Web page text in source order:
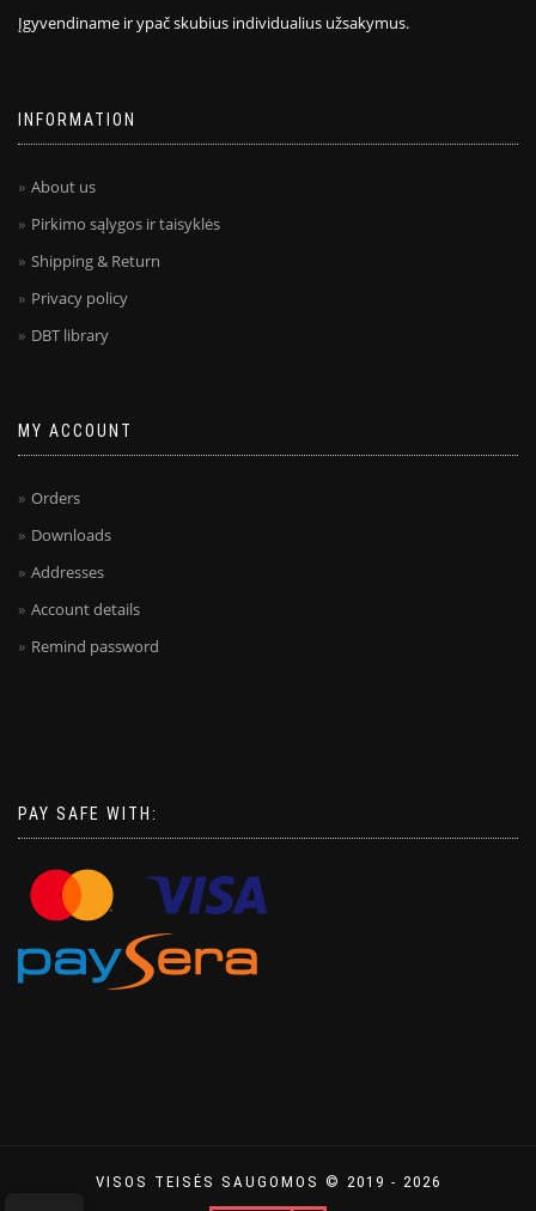
Įgyvendiname ir ypač skubius individualius užsakymus.
INFORMATION
About us
Pirkimo sąlygos ir taisyklės
Shipping & Return
Privacy policy
DBT library
MY ACCOUNT
Orders
Downloads
Addresses
Account details
Remind password
PAY SAFE WITH:
VISOS TEISĖS SAUGOMOS © 2019 - 2026